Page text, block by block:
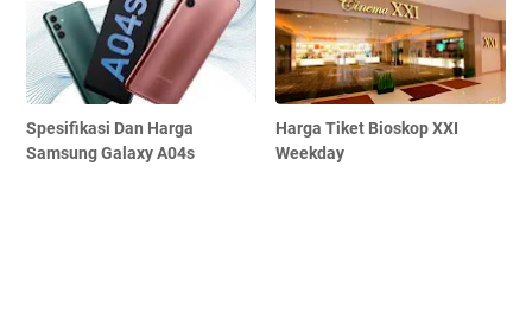
Spesifikasi Dan Harga
Samsung Galaxy A04s
Harga Tiket Bioskop XXI
Weekday